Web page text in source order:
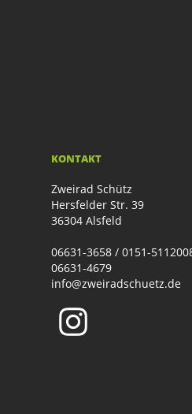
KONTAKT
Zweirad Schütz
Hersfelder Str. 39
36304 Alsfeld
06631-3658 / 0151-
06631-4679
info@zweiradschuetz.de